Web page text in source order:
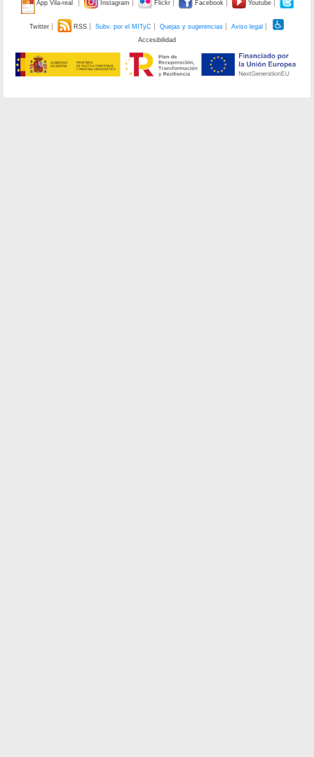
App Vila-real Instagram Flickr Facebook Youtube
Twitter RSS Subv. por el MITyC Quejas y sugerencias
Aviso legal
Accesibilidad